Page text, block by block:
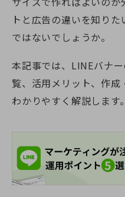
トと広告の違いを知り
ではないでしょうか。
本記事では、LINEバナ
覧、活用メリット、作成
わかりやすく解説します。